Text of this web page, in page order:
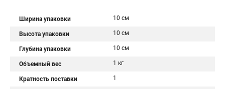
Ширина упаковки 10 см
Высота упаковки 10 см
Глубина упаковки 10 см
Объемный вес 1 кг
Кратность поставки 1